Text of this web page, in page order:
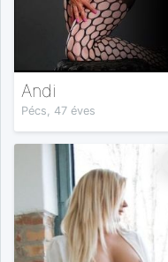
Andi
Pécs, 47 éves